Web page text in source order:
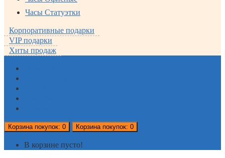
Часы Статуэтки
Корпоративные подарки
VIP подарки
Хиты продаж
Корзинапокупок: 0 Корзинапокупок: 0
В корзине пусто!